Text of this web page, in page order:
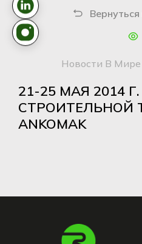
Новости В Мире
21-25 МАЯ 2014
СТРОИТЕЛЬНОЙ
ANKOMAK